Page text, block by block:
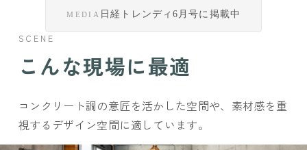
MEDIA 日経トレンディ6月号に掲載中
SCENE
こんな現場に最適
コンクリート調の意匠を活かした空間や、素材感を重
視するデザイン空間に適しています。